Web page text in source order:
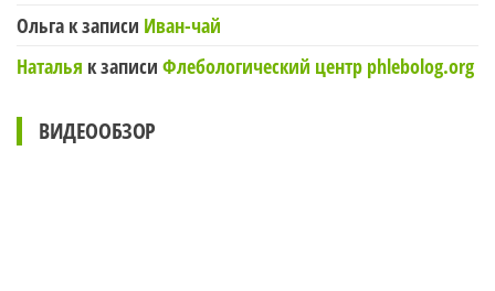
Ольга к записи Иван-чай
Наталья к записи Флебологический центр phlebolog.org
ВИДЕООБЗОР